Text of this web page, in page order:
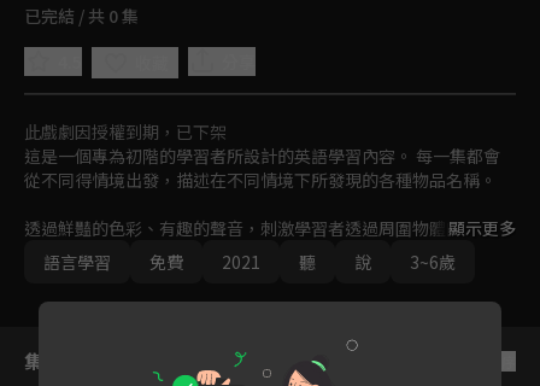
已完結 / 共 0 集
此戲劇因授權到期，已下架
這是一個專為初階的學習者所設計的英語學習內容。 每一集都會
從不同得情境出發，描述在不同情境下所發現的各種物品名稱。
透過鮮豔的色彩、有趣的聲音，刺激學習者透過周圍物體的名稱進
而學習語言。不知道英語學習該從何處下手嗎？先從參加這場簡易
的單字派對開始吧！
顯示更多
語言學習
免費 2021 聽 說 3~6歲
集數列表